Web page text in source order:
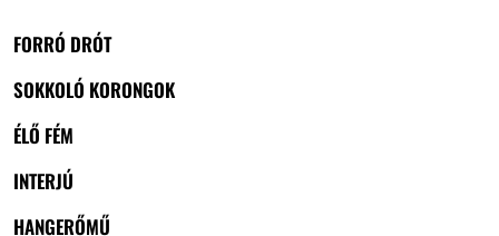
FORRÓ DRÓT
SOKKOLÓ KORONGOK
ÉLŐ FÉM
INTERJÚ
HANGERŐMŰ